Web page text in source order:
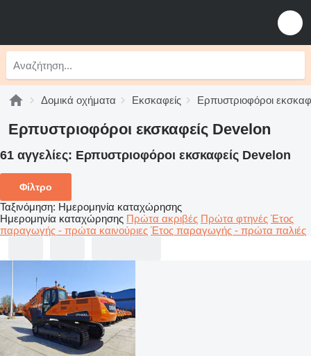
Δομικά οχήματα Εκσκαφείς Ερπυστριοφόροι
Ερπυστριοφόροι εκσκαφείς Develon
61 αγγελίες: Ερπυστριοφόροι εκσκαφείς Develon
Φίλτρο
Ταξινόμηση: Ημερομηνία καταχώρησης
Ημερομηνία καταχώρησης Πρώτα ακριβές Πρώτα φτηνές Έτος
παραγωγής - πρώτα καινούριες Έτος παραγωγής - πρώτα παλιές